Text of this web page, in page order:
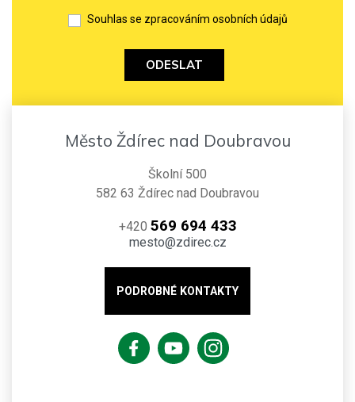
Souhlas se zpracováním osobních údajů
ODESLAT
Město Ždírec nad Doubravou
Školní 500
582 63 Ždírec nad Doubravou
+420 569 694 433
mesto@zdirec.cz
PODROBNÉ KONTAKTY